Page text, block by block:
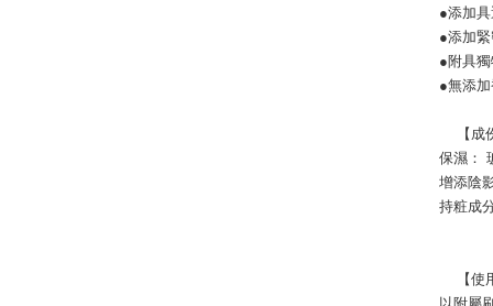
●添加
●添加
●附具
●無添
【
保濕：
增添陰
持粧成
【